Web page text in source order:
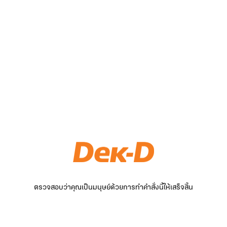
ตรวจสอบว่าคุณเป็นมนุษย์ด้วยการทำคำสั่งนี้ให้เสร็จสิ้น